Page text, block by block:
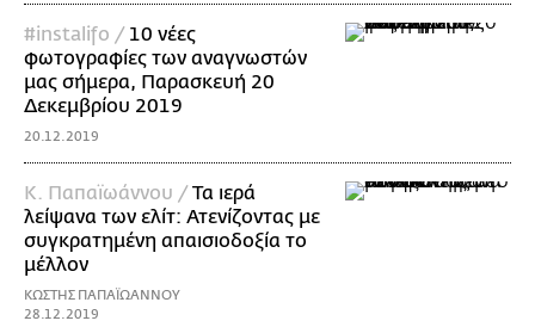
#instalifo / 10 νέες
φωτογραφίες των αναγνωστών
μας σήμερα, Παρασκευή 20
Δεκεμβρίου 2019
20.12.2019
Κ. Παπαϊωάννου / Τα ιερά
λείψανα των ελίτ: Ατενίζοντας με
συγκρατημένη απαισιοδοξία το
μέλλον
ΚΩΣΤΗΣ ΠΑΠΑΪΩΑΝΝΟΥ
28.12.2019